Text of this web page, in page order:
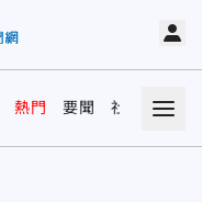
熱門 要聞 社會 娛樂